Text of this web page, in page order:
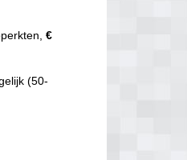
€
(50-